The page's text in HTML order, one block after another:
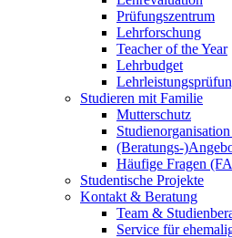
Prüfungszentrum
Lehrforschung
Teacher of the Year
Lehrbudget
Studieren mit Familie
Mutterschutz
(Beratungs-
Häufige Fragen
Studentische Projekte
Kontakt & Beratung
Team &
Service für